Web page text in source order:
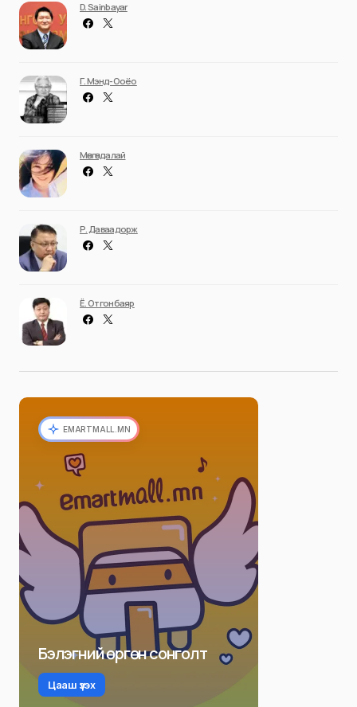
D. Sainbayar
Г. Мэнд-Ооёо
Мөнгөндалай
Р. Даваадорж
Ё. Отгонбаяр
EMARTMALL.MN
Бэлэгний өргөн сонголт
Цааш үзэх